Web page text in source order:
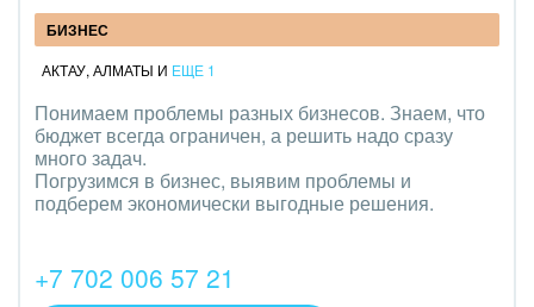
БИЗНЕС
АКТАУ, АЛМАТЫ И ЕЩЕ 1
Понимаем проблемы разных бизнесов. Знаем, что
бюджет всегда ограничен, а решить надо сразу
много задач.
Погрузимся в бизнес, выявим проблемы и
подберем экономически выгодные решения.
+7 702 006 57 21